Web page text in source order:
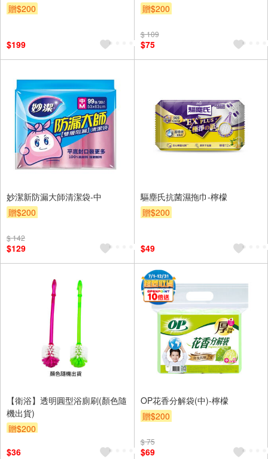
贈$200
$199
贈$200
$ 109
$75
妙潔新防漏大師清潔袋-中
贈$200
$ 142
$129
驅塵氏抗菌濕拖巾-檸檬
贈$200
$49
【衛浴】透明圓型浴廁刷(顏色隨
機出貨)
贈$200
$36
OP花香分解袋(中)-檸檬
贈$200
$ 75
$69